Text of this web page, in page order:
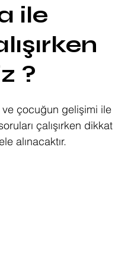
ile
?
ve çocuğun gelişimi ile
çalışırken dikkat
alınacaktır.